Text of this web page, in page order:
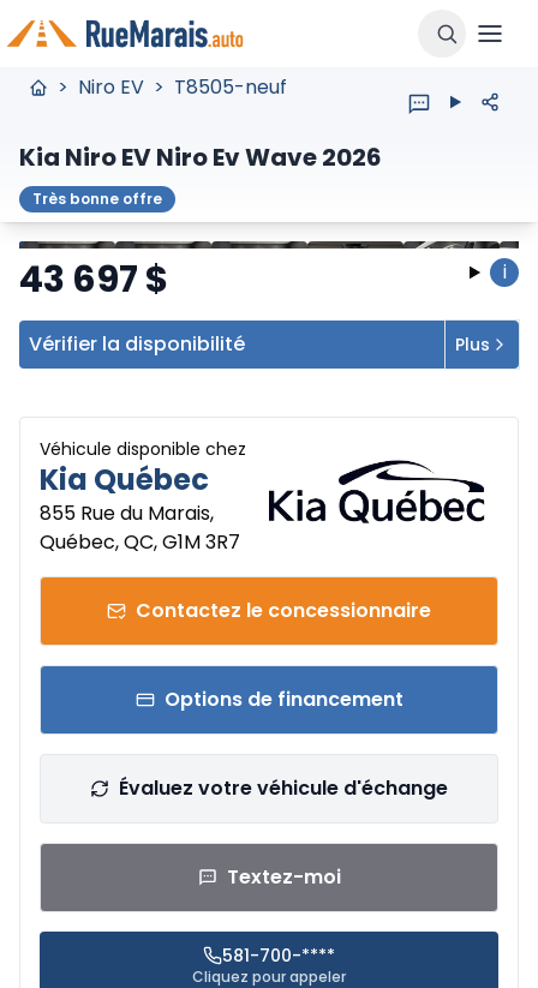
> Niro EV > T8505-neuf
Kia Niro EV Niro Ev Wave 2026
Très bonne offre
ArrêterPrécédent
Suivant
43 697$ i
Vérifier la disponibilité Plus
Véhicule disponible chez
Kia Québec
855 Rue du Marais,
Québec, QC, G1M 3R7
Contactez le concessionnaire
Options de financement
Évaluez votre véhicule d'échange
Textez-moi
581-700-****
Cliquez pour appeler